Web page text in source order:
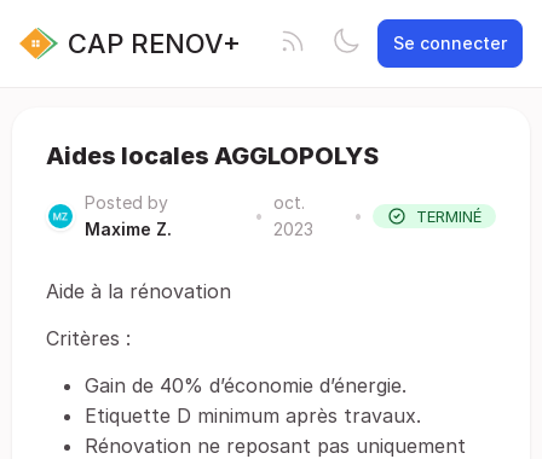
CAP RENOV+ Se connecter
Aides locales AGGLOPOLYS
Posted by
Maxime Z.
•
oct.
2023
• TERMINÉ
Aide à la rénovation
Critères :
Gain de 40% d’économie d’énergie.
Etiquette D minimum après travaux.
Rénovation ne reposant pas uniquement